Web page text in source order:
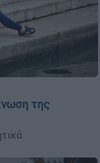
της